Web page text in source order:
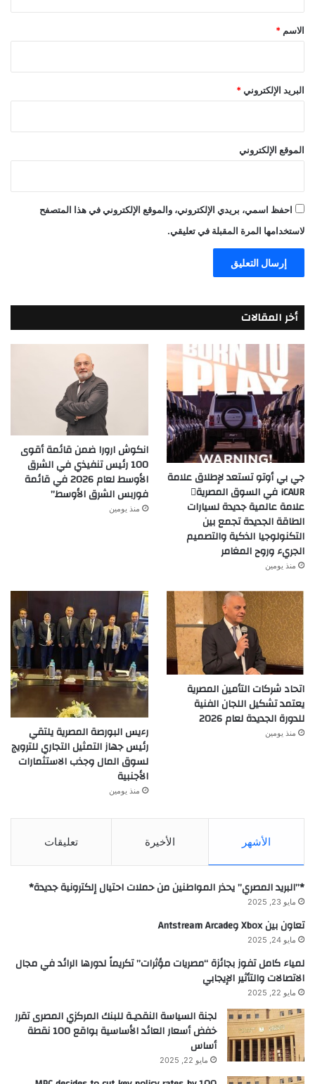
*
الاسم *
البريد الإلكتروني *
الموقع الإلكتروني
احفظ اسمي، بريدي الإلكتروني، والموقع الإلكتروني في هذا المتصفح
لاستخدامها المرة المقبلة في تعليقي.
أخر المقالات
جي بي أوتو تستعد لإطلاق علامة
iCAUR في السوق المصرية
علامة عالمية جديدة لسيارات
الطاقة الجديدة تجمع بين
التكنولوجيا الذكية والتصميم
الجريء وروح المغامر
منذ يومين
انكوش ارورا ضمن قائمة أقوى
100 رئيس تنفيذي في الشرق
الأوسط لعام 2026 في قائمة
فوربس الشرق الأوسط”
منذ يومين
اتحاد شركات التأمين المصرية
يعتمد تشكيل اللجان الفنية
للدورة الجديدة لعام 2026
منذ يومين
رءيس البورصة المصرية يلتقي
رئيس جهاز التمثيل التجاري للترويج
لسوق المال وجذب الاستثمارات
الأجنبية
منذ يومين
الأشهر الأخيرة تعليقات
*”البريد المصري” يحذر المواطنين من حملات احتيال إلكترونية جديدة*
مايو 23, 2025
تعاون بين Xbox وAntstream Arcade
مايو 24, 2025
لمياء كامل تفوز بجائزة “مصريات مؤثرات” تكريماً لدورها الرائد في مجال
الاتصالات والتأثير الإيجابي
مايو 22, 2025
لجنة السياسة النقديـة للبنك المركزي المصرى تقرر
خفض أسعار العائد الأساسية بواقع 100 نقطة
أساس
مايو 22, 2025